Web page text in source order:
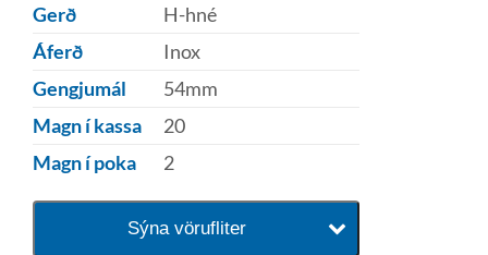
Gerð
H-hné
Áferð
Inox
Gengjumál
54mm
Magn í kassa
20
Magn í poka
2
Sýna vörufliter